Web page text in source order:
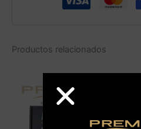
Productos relacionados